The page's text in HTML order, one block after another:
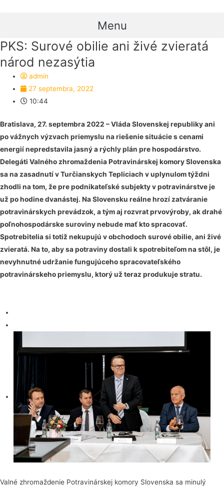
Menu
PKS: Surové obilie ani živé zvieratá
národ nezasýtia
admin
27 septembra, 2022
10:44
Bratislava, 27. septembra 2022 – Vláda Slovenskej republiky ani
po vážnych výzvach priemyslu na riešenie situácie s cenami
energií nepredstavila jasný a rýchly plán pre hospodárstvo.
Delegáti Valného zhromaždenia Potravinárskej komory Slovenska
sa na zasadnutí v Turčianskych Tepliciach v uplynulom týždni
zhodli na tom, že pre podnikateľské subjekty v potravinárstve je
už po hodine dvanástej. Na Slovensku reálne hrozí zatváranie
potravinárskych prevádzok, a tým aj rozvrat prvovýroby, ak drahé
poľnohospodárske suroviny nebude mať kto spracovať.
Spotrebitelia si totiž nekupujú v obchodoch surové obilie, ani živé
zvieratá. Na to, aby sa potraviny dostali k spotrebiteľom na stôl, je
nevyhnutné udržanie fungujúceho spracovateľského
potravinárskeho priemyslu, ktorý už teraz produkuje stratu.
Valné zhromaždenie Potravinárskej komory Slovenska sa minulý